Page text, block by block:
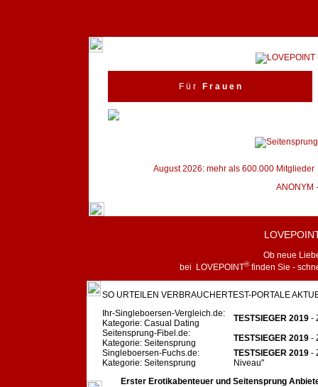
F ü r F r a u e n
August 2026: mehr als 600.000
ANONYM
Ob neue
bei LOVEPOINT®finden Sie -
SO URTEILEN VERBRAUCHERTEST-PORTALE
Ihr-Singleboersen-Vergleich.de:
Kategorie: Casual Dating
TESTSIEGER 2019 -
Seitensprung-Fibel.de:
Kategorie: Seitensprung
TESTSIEGER 2019 -
Singleboersen-Fuchs.de:
Kategorie: Seitensprung
TESTSIEGER 2019 -
Niveau"
Erster Erotikabenteuer und Seitensprung